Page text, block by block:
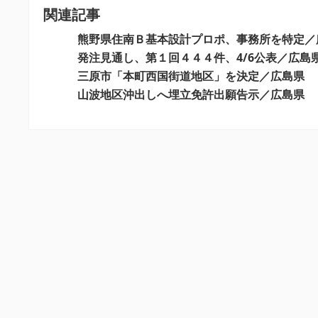
ゲ
関連記事
熊野県住南Ｂ基本設計プロポ、事務所を特定
発注見通し、第１回４４４件、4/6公表／広島
三原市「本町西国街道地区」を決定／広島県
山波地区沖出しへ埋立免許出願告示／広島県